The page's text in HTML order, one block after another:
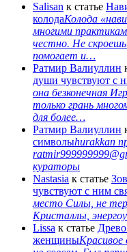
Salisan к статье
колодаКолода
многими
честно. Не
помогает и…
Ратмир Валиуллин
души чувствуют с
она безконечная
только грань
для более…
Ратмир Валиуллин
символыhurakkan
кураторы
Nastasia к статье
чувствуют с ним
место Силы, не
Кристаллы,
Lissa к статье
женщины